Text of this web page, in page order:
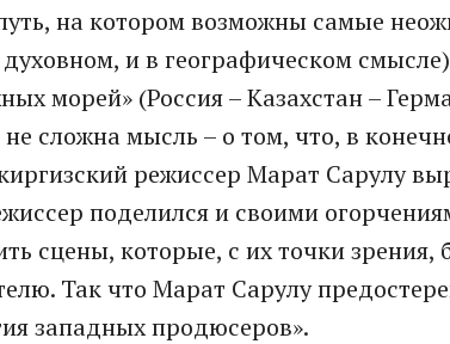
на котором возможны самые
и в географическом
морей» (Россия – Казахстан –
сложна мысль – о том, что, в
режиссер Марат Сарулу
поделился и своими
сцены, которые, с их точки зрения,
Так что Марат Сарулу
западных продюсеров».